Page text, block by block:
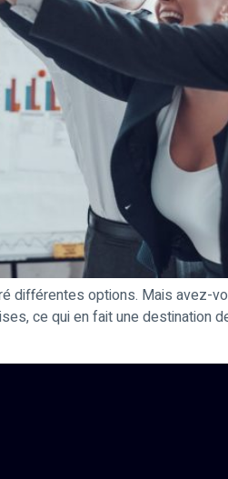
différentes options. Mais avez-
ce qui en fait une destination